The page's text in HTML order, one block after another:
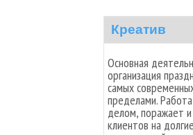
Креатив
Основная
организация
самых
пределами.
делом, поражает
клиентов на